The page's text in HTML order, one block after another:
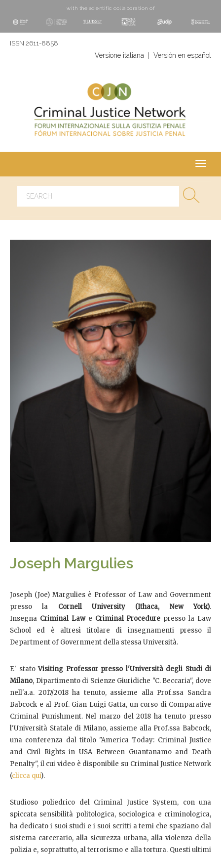
with the scientific collaboration of
ISSN 2611-8858
Versione italiana Versión en español
Joseph Margulies
Joseph (Joe) Margulies è Professor of Law and Government
presso la Cornell University (Ithaca, New York).
Insegna Criminal Lawe Criminal Procedure presso la Law
School ed è altresì titolare di insegnamenti presso il
Department of Government della stessa Università.
E' statoVisiting Professor presso l'Università degli Studi di
Milano, Dipartimento di Scienze Giuridiche "C. Beccaria", dove
nell'a.a. 2017/2018 ha tenuto, assieme alla Prof.ssa Sandra
Babcock e al Prof. Gian Luigi Gatta, un corso di Comparative
Criminal Punishment. Nel marzo del 2018 ha tenuto presso
l'Università Statale di Milano, assieme alla Prof.ssa Babcock,
una conferenza dal titolo "America Today: Criminal Justice
and Civil Rights in USA Between Guantanamo and Death
Penalty", il cui video è disponibile su Criminal Justice Network
(clicca qui).
Studioso poliedrico del Criminal Justice System, con una
spiccata sensibilità politologica, sociologica e criminologica,
ha dedicato i suoi studi e i suoi scritti a temi che spaziano dal
sistema carcerario, alla sicurezza urbana, alla violenza della
polizia e, soprattutto, al terrorismo e alla tortura. Questi ultimi